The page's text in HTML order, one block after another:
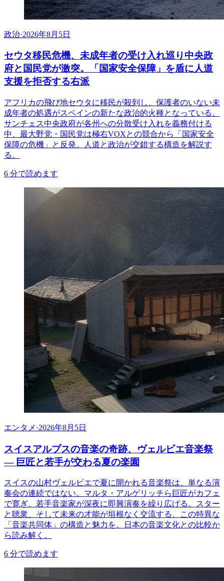
政治·2026年8月5日
セウタ移民危機、未成年者の受け入れ巡り中央政
府と国民党が激突。「国家安全保障」を盾に人道
支援を拒否する右派
アフリカの飛び地セウタに移民が殺到し、保護者のいない未
成年者の処遇がスペインの新たな政治的火種となっている。
サンチェス中央政府が各州への分散受け入れを義務付ける
中、最大野党・国民党は極右VOXとの競合から「国家安全
保障の危機」と反発。人道と政治が交錯する構造を解説す
る。
6 分で読めます
エンタメ ·2026年8月5日
スイスアルプスの音楽の奇跡、ヴェルビエ音楽祭
— 巨匠と若手が交わる夏の楽園
スイスの山村ヴェルビエで夏に開かれる音楽祭は、単なる演
奏会の連続ではない。マルタ・アルゲリッチら巨匠がカフェ
で寛ぎ、若手音楽家が深夜に即興演奏を繰り広げる。スター
と聴衆、そして未来の才能が垣根なく交流する、この特異な
「音楽共同体」の構造と魅力を、日本の音楽文化との比較か
ら読み解く。
6 分で読めます